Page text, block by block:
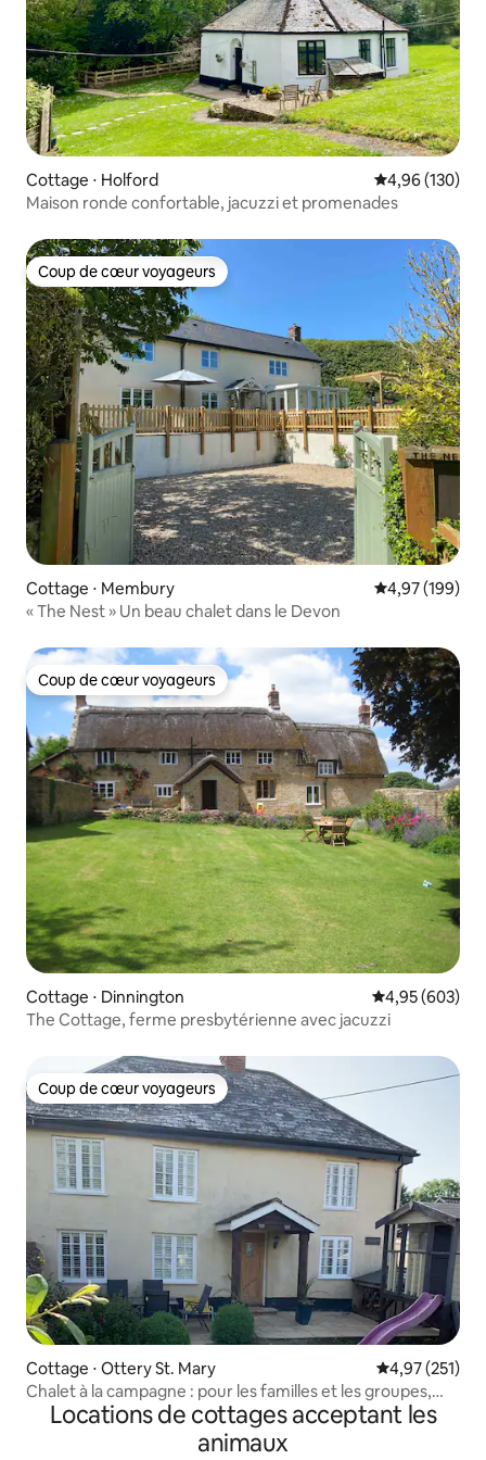
Cottage ⋅ Holford Évaluation
4,96 (130)
Maison ronde confortable, jacuzzi et promenades
Coup de cœur voyageurs
Coup de cœur voyageurs
Cottage ⋅ Membury Évaluation
4,97 (199)
« The Nest » Un beau chalet dans le Devon
Coup de cœur voyageurs
Coup de cœur voyageurs
Cottage ⋅ Dinnington Évaluation
4,95 (603)
The Cottage, ferme presbytérienne avec jacuzzi
Coup de cœur voyageurs
Coup de cœur voyageurs
Cottage ⋅ Ottery St. Mary Évaluation
4,97 (251)
Chalet à la campagne : pour les familles et les groupes,
avec jacuzzi
Locations de cottages acceptant les
animaux